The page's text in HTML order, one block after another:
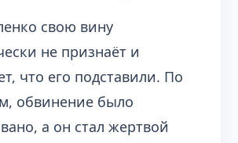
свою вину
не признаёт и
что его подставили. По
обвинение было
а он стал жертвой